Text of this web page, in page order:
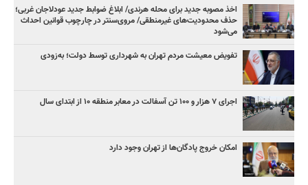
اخذ مصوبه جدید برای محله هرندی/ ابلاغ ضوابط جدید عودلاجان غربی؛
حذف محدودیت‌های غیرمنطقی/ مروی‌سنتر در چارچوب قوانین احداث
می‌شود
تفویض معیشت مردم تهران به شهرداری توسط دولت؛ به‌زودی
اجرای ۷ هزار و ۱۰۰ تن آسفالت در معابر منطقه ۱۰ از ابتدای سال
امکان خروج پادگان‌ها از تهران وجود دارد